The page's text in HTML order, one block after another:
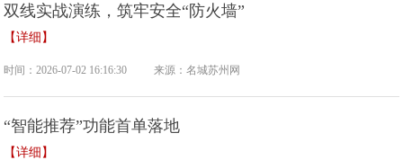
双线实战演练，筑牢安全“防火墙”
【详细】
时间：2026-07-02 16:16:30 来源：名城苏州网
“智能推荐”功能首单落地
【详细】